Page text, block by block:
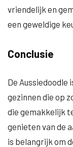
vriendelijk en
een geweldige
Conclusie
De Aussiedoodle
gezinnen die op
die gemakkelijk
genieten van de
is belangrijk om